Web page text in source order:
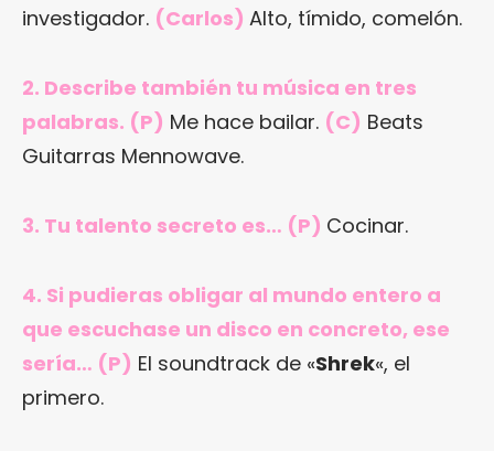
investigador. (Carlos) Alto, tímido, comelón.
2. Describe también tu música en tres
palabras. (P) Me hace bailar. (C) Beats
Guitarras Mennowave.
3. Tu talento secreto es… (P) Cocinar.
4. Si pudieras obligar al mundo entero a
que escuchase un disco en concreto, ese
sería… (P) El soundtrack de «Shrek«, el
primero.